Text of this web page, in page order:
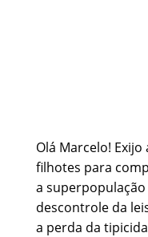
Olá Marcelo!
filhotes para
a
descontrole da
a perda da